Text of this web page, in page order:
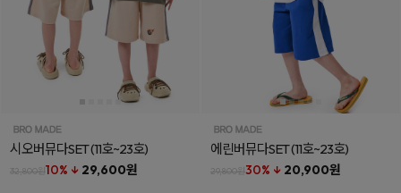
시오버뮤다SET(11호~23호)
32,800원10% ↓ 29,600원
에린버뮤다SET(11호~23호)
29,800원30% ↓ 20,900원